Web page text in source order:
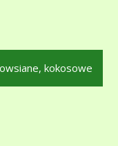
kokosowe